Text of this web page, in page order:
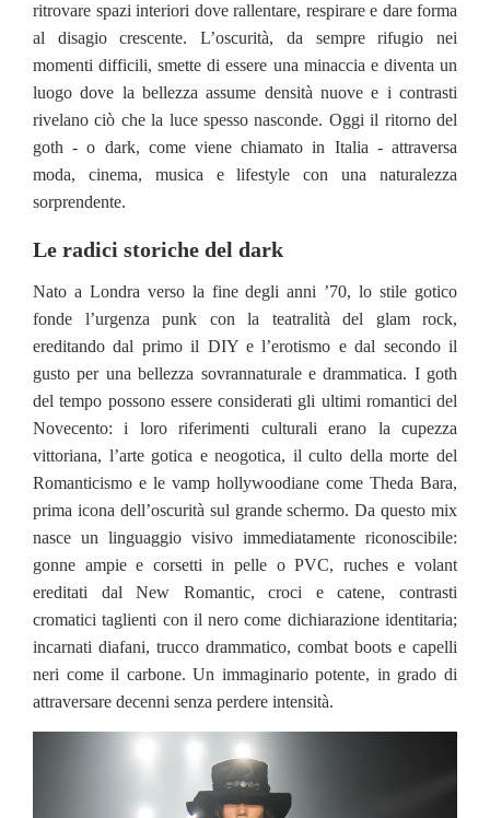
ritrovare spazi interiori dove rallentare, respirare e dare forma
al disagio crescente. L’oscurità, da sempre rifugio nei
momenti difficili, smette di essere una minaccia e diventa un
luogo dove la bellezza assume densità nuove e i contrasti
rivelano ciò che la luce spesso nasconde. Oggi il ritorno del
goth - o dark, come viene chiamato in Italia - attraversa
moda, cinema, musica e lifestyle con una naturalezza
sorprendente.
Le radici storiche del dark
Nato a Londra verso la fine degli anni ’70, lo stile gotico
fonde l’urgenza punk con la teatralità del glam rock,
ereditando dal primo il DIY e l’erotismo e dal secondo il
gusto per una bellezza sovrannaturale e drammatica. I goth
del tempo possono essere considerati gli ultimi romantici del
Novecento: i loro riferimenti culturali erano la cupezza
vittoriana, l’arte gotica e neogotica, il culto della morte del
Romanticismo e le vamp hollywoodiane come Theda Bara,
prima icona dell’oscurità sul grande schermo. Da questo mix
nasce un linguaggio visivo immediatamente riconoscibile:
gonne ampie e corsetti in pelle o PVC, ruches e volant
ereditati dal New Romantic, croci e catene, contrasti
cromatici taglienti con il nero come dichiarazione identitaria;
incarnati diafani, trucco drammatico, combat boots e capelli
neri come il carbone. Un immaginario potente, in grado di
attraversare decenni senza perdere intensità.